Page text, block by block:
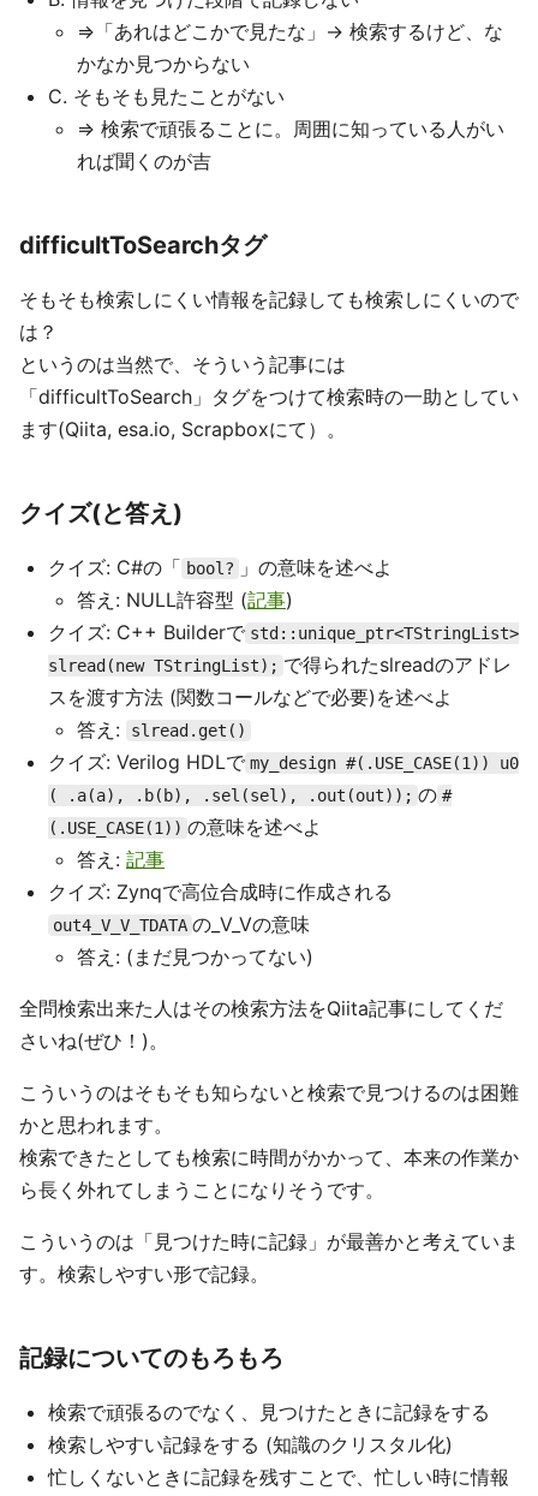
=>「あれはどこかで見たな」-> 検索するけど、な
かなか見つからない
C. そもそも見たことがない
=> 検索で頑張ることに。周囲に知っている人がい
れば聞くのが吉
difficultToSearchタグ
そもそも検索しにくい情報を記録しても検索しにくいので
は？
というのは当然で、そういう記事には
「difficultToSearch」タグをつけて検索時の一助としてい
ます(Qiita, esa.io, Scrapboxにて）。
クイズ(と答え)
クイズ: C#の「 bool?
」の意味を述べよ
答え: NULL許容型 (記事)
クイズ: C++ Builderで std::unique_ptr<TStringList>
slread(new TStringList); で得られたslreadのアドレ
スを渡す方法 (関数コールなどで必要)を述べよ
答え:
slread.get()
クイズ: Verilog HDLで my_design #(.USE_CASE(1)) u0
( .a(a), .b(b), .sel(sel), .out(out)); の #
(.USE_CASE(1)) の意味を述べよ
答え: 記事
クイズ: Zynqで高位合成時に作成される
out4_V_V_TDATA の_V_Vの意味
答え: (まだ見つかってない)
全問検索出来た人はその検索方法をQiita記事にしてくだ
さいね(ぜひ！)。
こういうのはそもそも知らないと検索で見つけるのは困難
かと思われます。
検索できたとしても検索に時間がかかって、本来の作業か
ら長く外れてしまうことになりそうです。
こういうのは「見つけた時に記録」が最善かと考えていま
す。検索しやすい形で記録。
記録についてのもろもろ
検索で頑張るのでなく、見つけたときに記録をする
検索しやすい記録をする (知識のクリスタル化)
忙しくないときに記録を残すことで、忙しい時に情報